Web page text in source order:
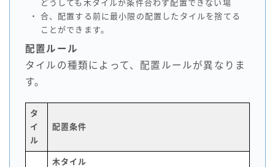
・
どうしても木タイルが条件合わず配置できない場
合、配置する前に最小限の配置したタイルを捨てる
ことができます。
配置ルール
タイルの種類によって、配置ルールが異なりま
す。
タ
イ
ル
配置条件
木タイル